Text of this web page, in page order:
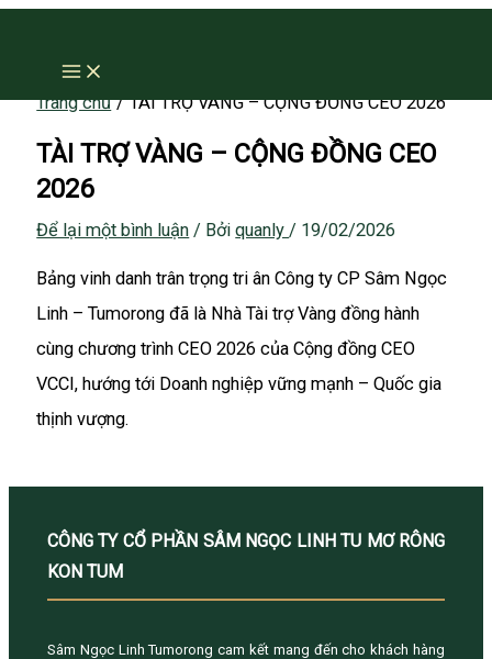
nội Trang chủ TÀI TRỢ VÀNG – CỘNG ĐỒNG CEO 2026
TÀI TRỢ VÀNG – CỘNG ĐỒNG CEO
2026
Để lại một bình luận / Bởiquanly/ 19/02/2026
Bảng vinh danh trân trọng tri ân Công ty CP Sâm Ngọc
Linh – Tumorong đã là Nhà Tài trợ Vàng đồng hành
cùng chương trình CEO 2026 của Cộng đồng CEO
VCCI, hướng tới Doanh nghiệp vững mạnh – Quốc gia
thịnh vượng.
CÔNG TY CỔ PHẦN SÂM NGỌC LINH TU MƠ RÔNG
KON TUM
Sâm Ngọc Linh Tumorong cam kết mang đến cho khách hàng